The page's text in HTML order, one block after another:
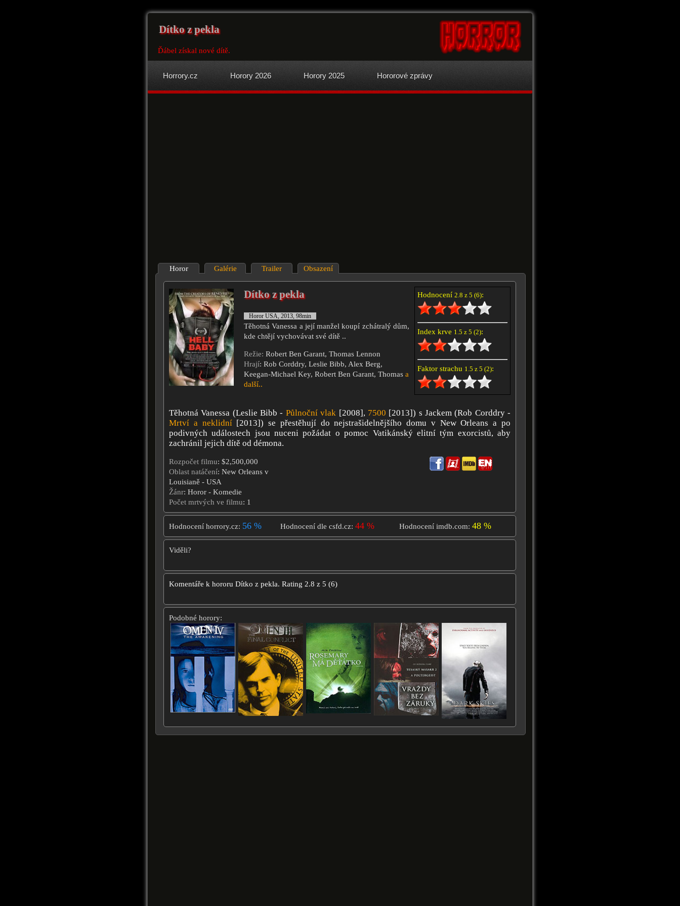
Dítko z pekla
Ďábel získal nové dítě.
Horrory.cz Horory 2026 Horory 2025 Hororové zprávy
Horor Galérie Trailer Obsazení
Hodnocení 2.8 z 5 (6):
Index krve 1.5 z 5 (2):
Faktor strachu 1.5 z 5 (2):
Dítko z pekla
Horor USA, 2013, 98min
Těhotná Vanessa a její manžel koupí zchátralý dům,
kde chtějí vychovávat své dítě ..
Režie: Robert Ben Garant, Thomas Lennon
Hrají: Rob Corddry, Leslie Bibb, Alex Berg,
Keegan-Michael Key, Robert Ben Garant, Thomas a
další..
Těhotná Vanessa (Leslie Bibb - Půlnoční vlak [2008], 7500 [2013]) s Jackem (Rob Corddry -
Mrtví a neklidní[2013]) se přestěhují do nejstrašidelnějšího domu v New Orleans a po
podivných událostech jsou nuceni požádat o pomoc Vatikánský elitní tým exorcistů, aby
zachránil jejich dítě od démona.
Rozpočet filmu: $2,500,000
Oblast natáčení: New Orleans v
Louisianě - USA
Žánr: Horor - Komedie
Počet mrtvých ve filmu: 1
Hodnocení horrory.cz: 56 % Hodnocení dle csfd.cz: 44 % Hodnocení imdb.com: 48 %
Viděli?
Komentáře k hororu Dítko z pekla. Rating 2.8 z 5 (6)
Podobné horory: